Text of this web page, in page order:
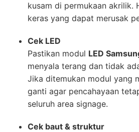
kusam di permukaan akrilik.
keras yang dapat merusak
Cek LED
Pastikan modul LED
menyala terang dan tidak
Jika ditemukan modul yang
ganti agar pencahayaan
seluruh area signage.
Cek baut & struktur